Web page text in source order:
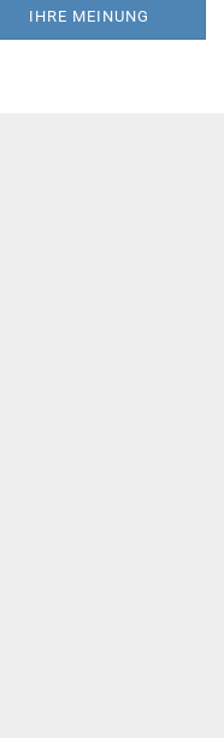
IHRE MEINUNG